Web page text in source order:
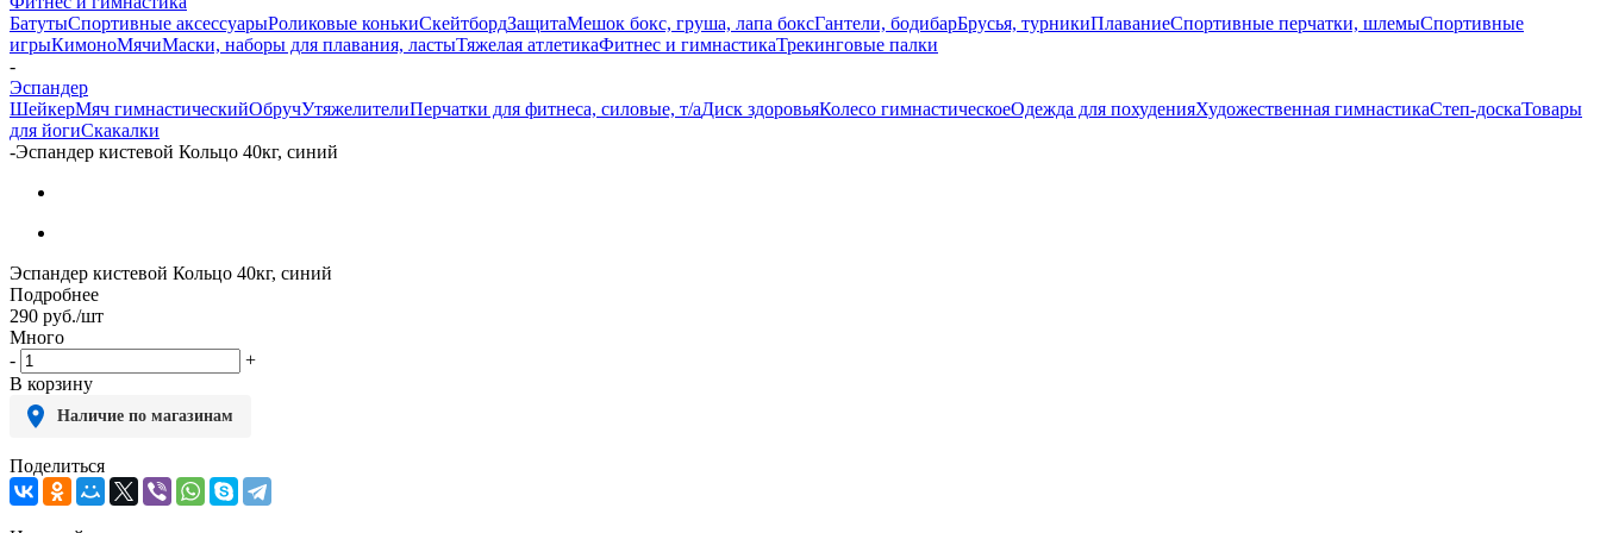
БатутыСпортивные аксессуарыРоликовые конькиСкейтбордЗащитаМешок бокс, груша, лапа боксГантели, бодибарБрусья, турникиПлаваниеСпортивные перчатки, шлемыСпортивные
игрыКимоноМячиМаски, наборы для плавания, ластыТяжелая атлетикаФитнес и гимнастикаТрекинговые палки
-
Эспандер
ШейкерМяч гимнастическийОбручУтяжелителиПерчатки для фитнеса, силовые, т/аДиск здоровьяКолесо гимнастическоеОдежда для похуденияХудожественная гимнастикаСтеп-доскаТовары
для йогиСкакалки
-Эспандер кистевой Кольцо 40кг, синий
Эспандер кистевой Кольцо 40кг, синий
Подробнее
290 руб./шт
Много
-
+
В корзину
Наличие по магазинам
Поделиться